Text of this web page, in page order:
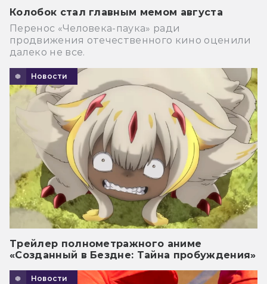
Колобок стал главным мемом августа
Перенос «Человека-паука» ради
продвижения отечественного кино оценили
далеко не все.
Новости
Трейлер полнометражного аниме
«Созданный в Бездне: Тайна пробуждения»
Новости